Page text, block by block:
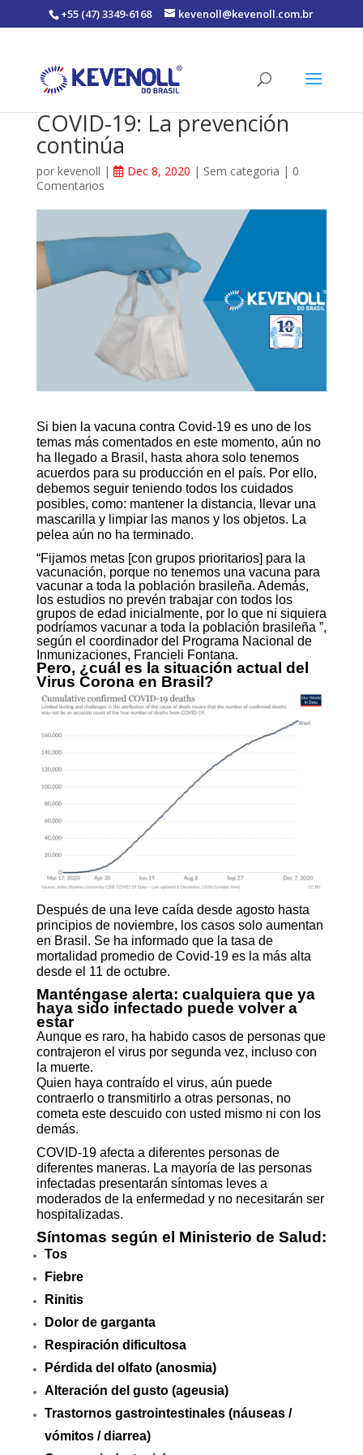
+55 (47) 3349-6168 kevenoll@kevenoll.com.br
COVID-19: La prevención
continúa
por kevenoll | Dec 8, 2020 | Sem categoria | 0
Comentarios
Si bien la vacuna contra Covid-19 es uno de los
temas más comentados en este momento, aún no
ha llegado a Brasil, hasta ahora solo tenemos
acuerdos para su producción en el país. Por ello,
debemos seguir teniendo todos los cuidados
posibles, como: mantener la distancia, llevar una
mascarilla y limpiar las manos y los objetos. La
pelea aún no ha terminado.
“Fijamos metas [con grupos prioritarios] para la
vacunación, porque no tenemos una vacuna para
vacunar a toda la población brasileña. Además,
los estudios no prevén trabajar con todos los
grupos de edad inicialmente, por lo que ni siquiera
podríamos vacunar a toda la población brasileña ”,
según el coordinador del Programa Nacional de
Inmunizaciones, Francieli Fontana.
Pero, ¿cuál es la situación actual del
Virus Corona en Brasil?
Después de una leve caída desde agosto hasta
principios de noviembre, los casos solo aumentan
en Brasil. Se ha informado que la tasa de
mortalidad promedio de Covid-19 es la más alta
desde el 11 de octubre.
Manténgase alerta: cualquiera que ya
haya sido infectado puede volver a
estar
Aunque es raro, ha habido casos de personas que
contrajeron el virus por segunda vez, incluso con
la muerte.
Quien haya contraído el virus, aún puede
contraerlo o transmitirlo a otras personas, no
cometa este descuido con usted mismo ni con los
demás.
COVID-19 afecta a diferentes personas de
diferentes maneras. La mayoría de las personas
infectadas presentarán síntomas leves a
moderados de la enfermedad y no necesitarán ser
hospitalizadas.
Síntomas según el Ministerio de Salud:
Tos
Fiebre
Rinitis
Dolor de garganta
Respiración dificultosa
Pérdida del olfato (anosmia)
Alteración del gusto (ageusia)
Trastornos gastrointestinales (náuseas /
vómitos / diarrea)